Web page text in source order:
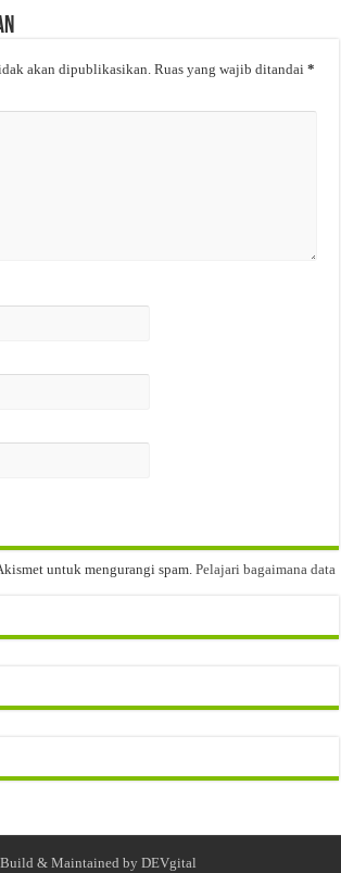
akan dipublikasikan. Ruas yang wajib ditandai*
untuk mengurangi spam.Pelajari bagaimana data
Build & Maintained by DEVgital